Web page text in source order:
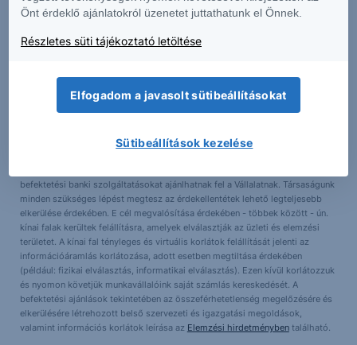
kockázatokat is – a weboldalunkon található Erste Market Dokumentumok –
Erste Marketanyagokban érthető el. A társaságunk által terjesztett
megtalálhatók az adott instrumentumra esetlegesen adott is.
Összeférhetetlenségi nyilatkozat
A Társaság képviselői és alkalmazottai a törvények által lehetővé tett
kapcsolatos opciókkal, warrantokkal vagy jogokkal, vagy a Vállalat pénzügyi
befektetési banki szolgáltatásokat ajánlhatnak fel a Vállalatnak. Társaságunk
minden szükséges lépést megtesz az érdekellentétek lehető legteljesebb
elkerülése érdekében. E cél megvalósítása érdekében - többek között - ún.
kínai falak kerültek felállításra, amelyek elválasztják az üzleti és elemzési
területet. A kínai fal tényleges és virtuális korlátok felállítását jelenti az
információáramlás korlátozása, adott esetben megtiltása érdekében
(például: fizikai elválasztás, informatikai elválasztás). Ezen kívül korlátozzuk
és nyomon követjük munkavállalóink saját számlás kereskedését. A
befektetési ajánlások tekintetében az összeférhetetlenség megelőzésére és
elkerülésére létrehozott belső szervezeti és igazgatási megoldások,
valamint információs korlátok leírása az Elemzési hirdetménybentalálható.
Önt érdeklő ajánlatokról üzenetet juttathatunk el Önnek.
Részletes süti tájékoztató letöltése
Elfogadom a javasolt sütibeállításokat
Sütibeállítások kezelése